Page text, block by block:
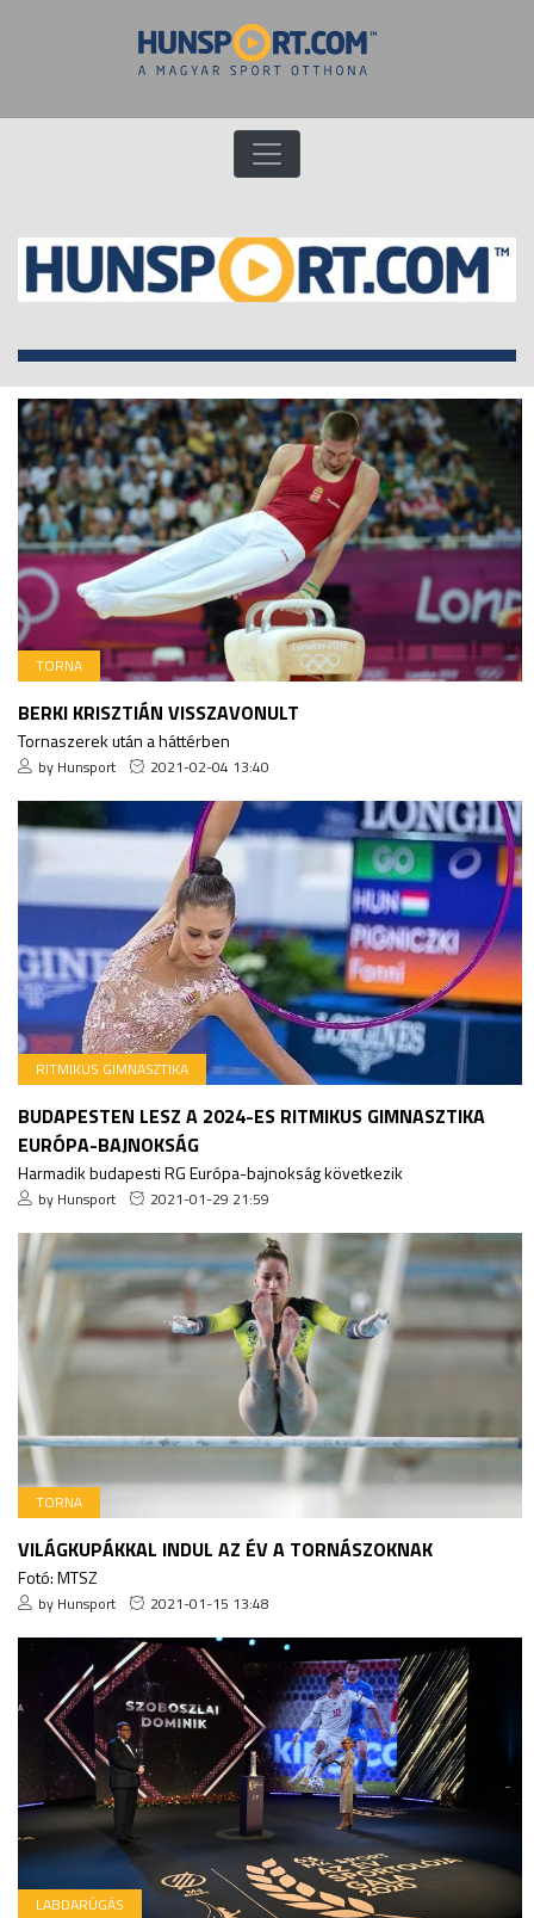
TORNA
BERKI KRISZTIÁN VISSZAVONULT
Tornaszerek után a háttérben
by Hunsport 2021-02-04 13:40
RITMIKUS GIMNASZTIKA
BUDAPESTEN LESZ A 2024-ES RITMIKUS GIMNASZTIKA
EURÓPA-BAJNOKSÁG
Harmadik budapesti RG Európa-bajnokság következik
by Hunsport 2021-01-29 21:59
TORNA
VILÁGKUPÁKKAL INDUL AZ ÉV A TORNÁSZOKNAK
Fotó: MTSZ
by Hunsport 2021-01-15 13:48
LABDARÚGÁS